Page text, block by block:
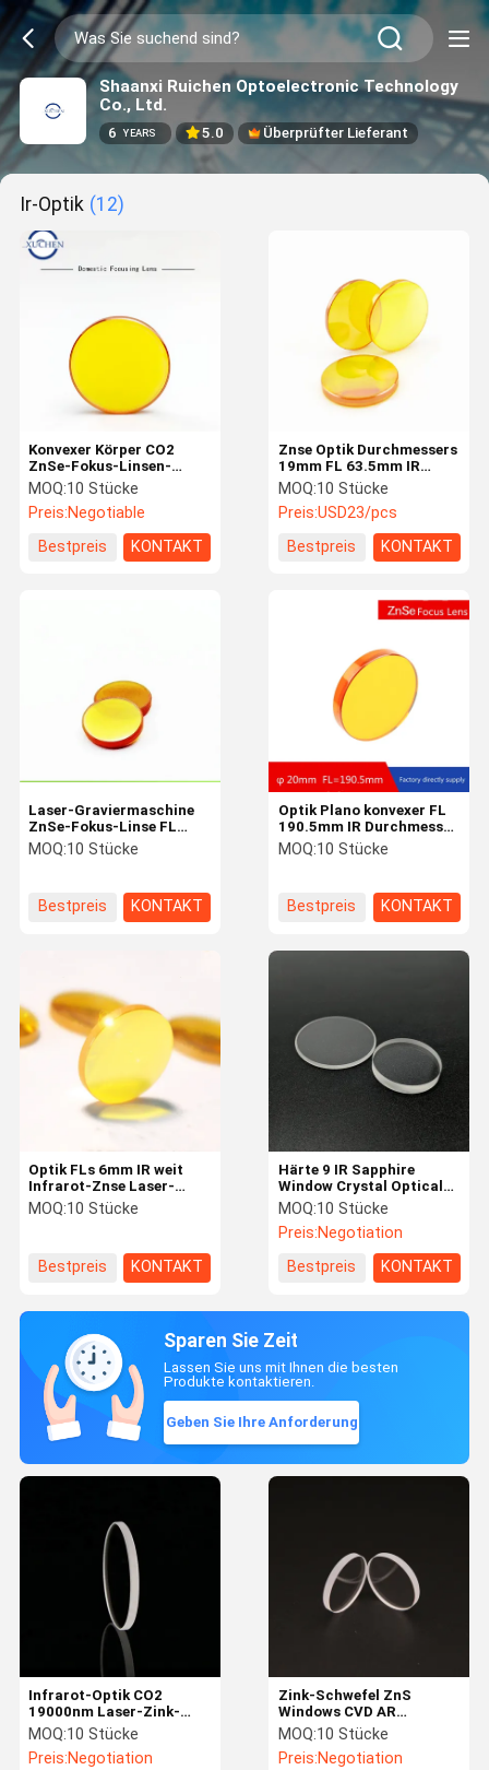
Shaanxi Ruichen Optoelectronic Technology
Co., Ltd.
6 YEARS 5.0 Überprüfter Lieferant
Ir-Optik (12)
Konvexer Körper CO2
ZnSe-Fokus-Linsen-
Durchmessers 20
Millimeter FL76.2mm für
Laser, der
Schneidemaschine
graviert
MOQ:10 Stücke
Preis:Negotiable
Bestpreis
KONTAKT
Znse Optik Durchmessers
19mm FL 63.5mm IR
Laser-Fokus-Linse
MOQ:10 Stücke
Preis:USD23/pcs
Bestpreis
KONTAKT
Laser-Graviermaschine
ZnSe-Fokus-Linse FL
50.8mm
MOQ:10 Stücke
Bestpreis KONTAKT
Optik Plano konvexer FL
190.5mm IR Durchmesser
der Znse-Fokus-Linsen-
20mm
MOQ:10 Stücke
Bestpreis KONTAKT
Optik FLs 6mm IR weit
Infrarot-Znse Laser-
Maschinen-Teile
MOQ:10 Stücke
Bestpreis KONTAKT
Härte 9 IR Sapphire
Window Crystal Optical
Lens
MOQ:10 Stücke
Preis:Negotiation
Bestpreis
KONTAKT
Sparen Sie Zeit
Lassen Sie uns mit Ihnen die besten
Produkte kontaktieren.
Geben Sie Ihre Anforderung
Zink-Schwefel ZnS
Windows CVD AR
beschichtende optische
Linse
MOQ:10 Stücke
Preis:Negotiation
Infrarot-Optik CO2
19000nm Laser-Zink-
Selenid ZnSe IR
MOQ:10 Stücke
Preis:Negotiation